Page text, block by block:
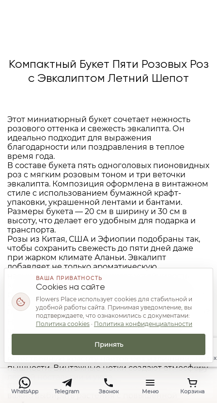
Компактный Букет Пяти Розовых Роз
с Эвкалиптом Летний Шепот
Этот миниатюрный букет сочетает нежность
розового оттенка и свежесть эвкалипта. Он
идеально подходит для выражения
благодарности или поздравления в теплое
время года.
В составе букета пять одноголовых пионовидных
роз с мягким розовым тоном и три веточки
эвкалипта. Композиция оформлена в винтажном
стиле с использованием бумажной крафт-
упаковки, украшенной лентами и бантами.
Размеры букета — 20 см в ширину и 30 см в
высоту, что делает его удобным для подарка и
транспорта.
Розы из Китая, США и Эфиопии подобраны так,
чтобы сохранить свежесть до пяти дней даже
при жарком климате Аланьи. Эвкалипт
добавляет не только ароматическую
насыщенность, но и повышает устойчивость
композиции к влажности воздуха. Такой выбор
растений гарантирует длительное наслаждение
цветами без лишних хлопот по уходу.
Почему Выбирают Этот Букет Для Особых Моментов?
Нежно-розовый цвет символизирует простоту
при семейных праздниках или новосельях.
Минималистичный стиль подчеркивает
пышности. Винтажные нотки создают атмосферу
легкой ностальгии и уюта.
Флористы отмечают: «В условиях жары Аланьи
важно выбирать растения с повышенной
WhatsApp Telegram Звонок Меню Корзина
Наверх
ВАША ПРИВАТНОСТЬ
Cookies на сайте
Flowers Place использует cookies для стабильной и
удобной работы сайта. Принимая уведомление, вы
подтверждаете, что ознакомились с документами:
Политика cookies · Политика конфиденциальности
Принять